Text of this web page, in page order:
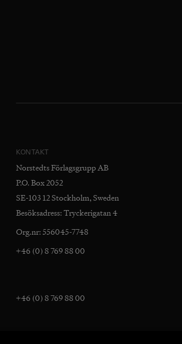
KONTAKT
Norstedts Förlagsgrupp AB
P.O. Box 2052
SE-103 12 Stockholm, Sweden
Besöksadress: Tryckerigatan 4
Org.nr: 556045-7748
+46 (0) 8 769 88 00
+46 (0) 8 769 88 00